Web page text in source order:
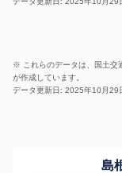
※ これらのデータは、国土交
が作成しています。
データ更新日: 2025年10月29
島